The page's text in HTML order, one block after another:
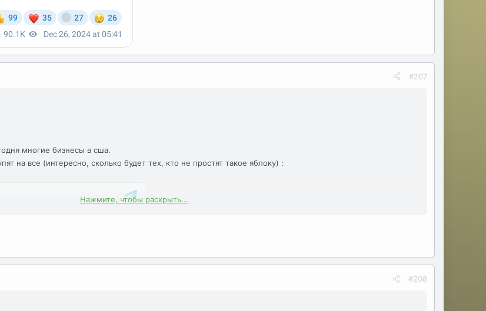
#207
многие бизнесы в сша.
на все (интересно, сколько будет тех, кто не простят такое яблоку) :
Нажмите, чтобы раскрыть...
#208